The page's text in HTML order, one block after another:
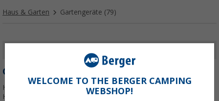
Haus & Garten Gartengeräte (79)
GARTENGERÄTE
Hier findest du Gartengeräte und Gartenwerkzeuge namhafter
Hersteller, wie Gardena, Kärcher und Makita. Viele
WELCOME TO THE BERGER CAMPING
WEBSHOP!